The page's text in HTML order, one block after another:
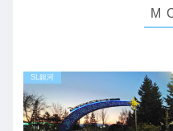
SL銀河